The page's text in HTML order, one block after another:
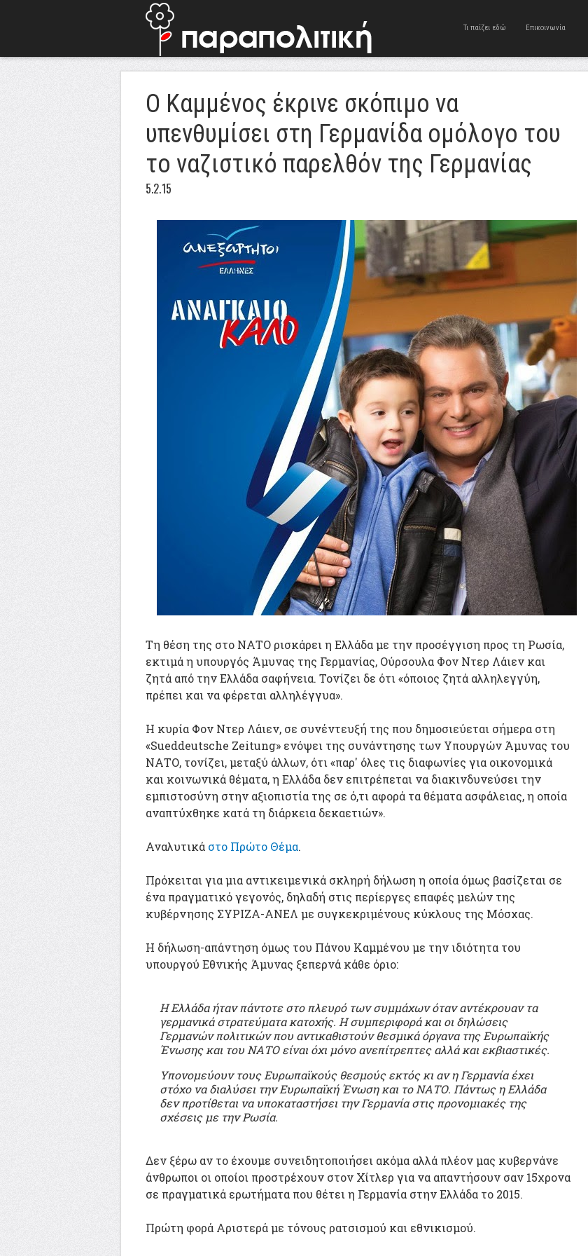
Τι παίζει εδώ Επικοινωνία
Ο Καμμένος έκρινε σκόπιμο να
υπενθυμίσει στη Γερμανίδα ομόλογο του
το ναζιστικό παρελθόν της Γερμανίας
5.2.15
Τη θέση της στο ΝΑΤΟ ρισκάρει η Ελλάδα με την προσέγγιση προς τη Ρωσία,
εκτιμά η υπουργός Άμυνας της Γερμανίας, Ούρσουλα Φον Ντερ Λάιεν και
ζητά από την Ελλάδα σαφήνεια. Τονίζει δε ότι «όποιος ζητά αλληλεγγύη,
πρέπει και να φέρεται αλληλέγγυα».
Η κυρία Φον Ντερ Λάιεν, σε συνέντευξή της που δημοσιεύεται σήμερα στη
«Sueddeutsche Zeitung» ενόψει της συνάντησης των Υπουργών Άμυνας του
ΝΑΤΟ, τονίζει, μεταξύ άλλων, ότι «παρ' όλες τις διαφωνίες για οικονομικά
και κοινωνικά θέματα, η Ελλάδα δεν επιτρέπεται να διακινδυνεύσει την
εμπιστοσύνη στην αξιοπιστία της σε ό,τι αφορά τα θέματα ασφάλειας, η οποία
αναπτύχθηκε κατά τη διάρκεια δεκαετιών».
Αναλυτικά στο Πρώτο Θέμα.
Πρόκειται για μια αντικειμενικά σκληρή δήλωση η οποία όμως βασίζεται σε
ένα πραγματικό γεγονός, δηλαδή στις περίεργες επαφές μελών της
κυβέρνησης ΣΥΡΙΖΑ-ΑΝΕΛ με συγκεκριμένους κύκλους της Μόσχας.
Η δήλωση-απάντηση όμως του Πάνου Καμμένου με την ιδιότητα του
υπουργού Εθνικής Άμυνας ξεπερνά κάθε όριο:
Η Ελλάδα ήταν πάντοτε στο πλευρό των συμμάχων όταν αντέκρουαν τα
γερμανικά στρατεύματα κατοχής. Η συμπεριφορά και οι δηλώσεις
Γερμανών πολιτικών που αντικαθιστούν θεσμικά όργανα της Ευρωπαϊκής
Ένωσης και του ΝΑΤΟ είναι όχι μόνο ανεπίτρεπτες αλλά και εκβιαστικές.
Υπονομεύουν τους Ευρωπαϊκούς θεσμούς εκτός κι αν η Γερμανία έχει
στόχο να διαλύσει την Ευρωπαϊκή Ένωση και το ΝΑΤΟ. Πάντως η Ελλάδα
δεν προτίθεται να υποκαταστήσει την Γερμανία στις προνομιακές της
σχέσεις με την Ρωσία.
Δεν ξέρω αν το έχουμε συνειδητοποιήσει ακόμα αλλά πλέον μας κυβερνάνε
άνθρωποι οι οποίοι προστρέχουν στον Χίτλερ για να απαντήσουν σαν 15χρονα
σε πραγματικά ερωτήματα που θέτει η Γερμανία στην Ελλάδα το 2015.
Πρώτη φορά Αριστερά με τόνους ρατσισμού και εθνικισμού.